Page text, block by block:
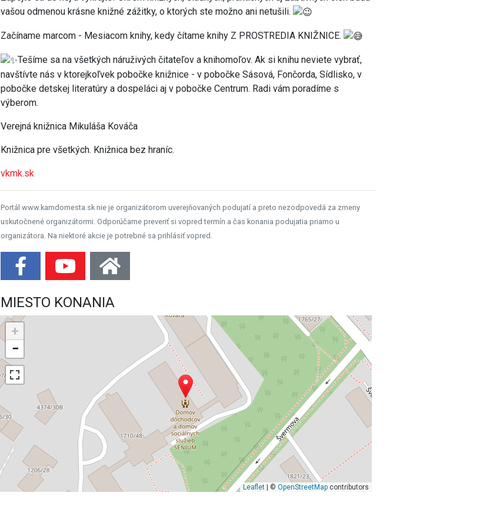
vašou odmenou krásne knižné zážitky, o ktorých ste možno ani netušili.
Začíname marcom - Mesiacom knihy, kedy čítame knihy Z PROSTREDIA KNIŽNICE.
Tešíme sa na všetkých náruživých čitateľov a knihomoľov. Ak si knihu neviete vybrať,
navštívte nás v ktorejkoľvek pobočke knižnice - v pobočke Sásová, Fončorda, Sídlisko, v
pobočke detskej literatúry a dospeláci aj v pobočke Centrum. Radi vám poradíme s
výberom.
Verejná knižnica Mikuláša Kováča
Knižnica pre všetkých. Knižnica bez hraníc.
vkmk.sk
Portál www.kamdomesta.sk nie je organizátorom uverejňovaných podujatí a preto nezodpovedá za zmeny
uskutočnené organizátormi. Odporúčame preveriť si vopred termín a čas konania podujatia priamo u
organizátora. Na niektoré akcie je potrebné sa prihlásiť vopred.
MIESTO KONANIA
+
−
Leaflet| © OpenStreetMapcontributors